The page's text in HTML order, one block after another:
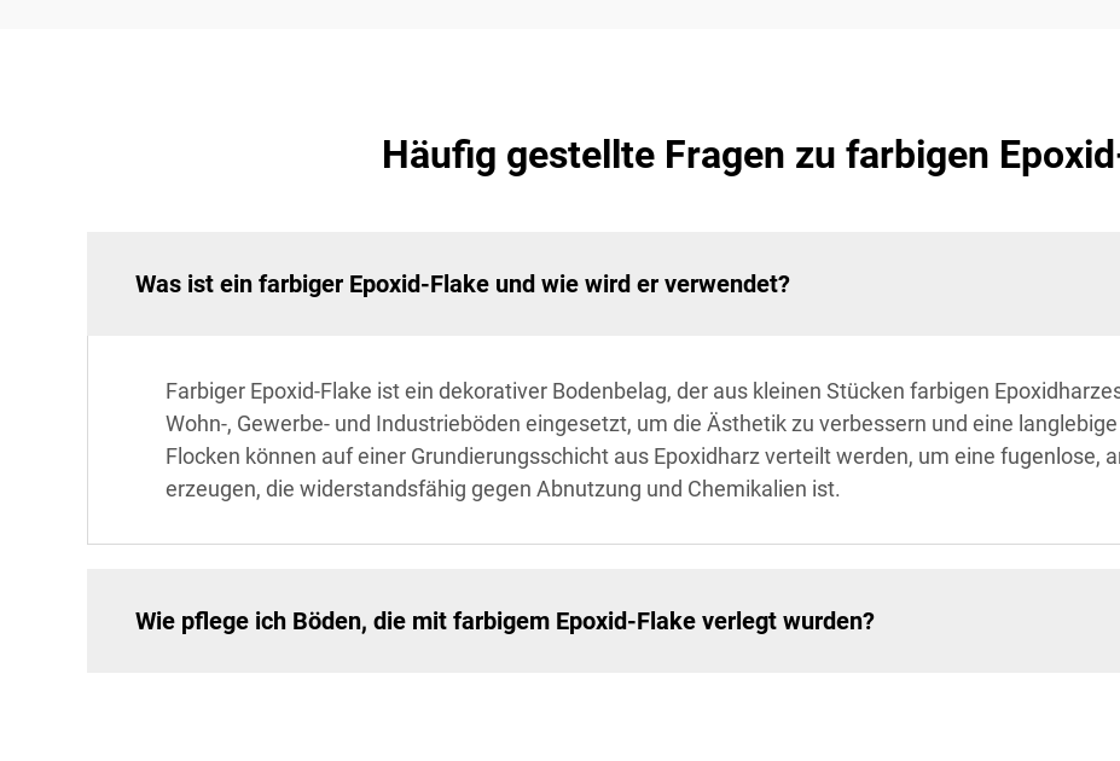
Häufig gestellte Fragen zu farbigen
Was ist ein farbiger Epoxid-Flake und wie wird er verwendet?
Farbiger Epoxid-Flake ist ein dekorativer Bodenbelag, der aus kleinen Stücken farbigen
Wohn-, Gewerbe- und Industrieböden eingesetzt, um die Ästhetik zu verbessern und eine
Flocken können auf einer Grundierungsschicht aus Epoxidharz verteilt werden, um eine fugenlose,
erzeugen, die widerstandsfähig gegen Abnutzung und Chemikalien ist.
Wie pflege ich Böden, die mit farbigem Epoxid-Flake verlegt wurden?